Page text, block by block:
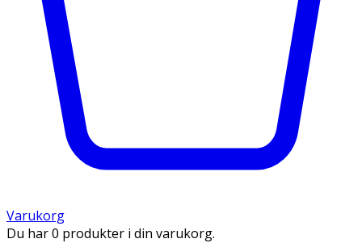
Varukorg
Du har 0 produkter i din varukorg.